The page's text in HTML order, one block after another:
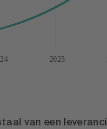
2025
van een